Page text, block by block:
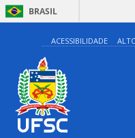
BRASIL
ACESSIBILIDADE